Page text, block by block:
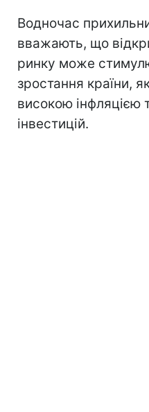
Водночас
вважають, що
ринку може
зростання країни,
високою інфляцією
інвестицій.